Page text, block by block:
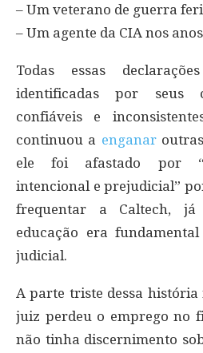
– Um veterano de guerra
– Um agente da CIA nos
Todas essas
identificadas por seus
confiáveis e
continuou a enganaroutras
ele foi afastado por
intencional e prejudicial”
frequentar a Caltech,
educação era
judicial.
A parte triste dessa história
juiz perdeu o emprego no
não tinha discernimento